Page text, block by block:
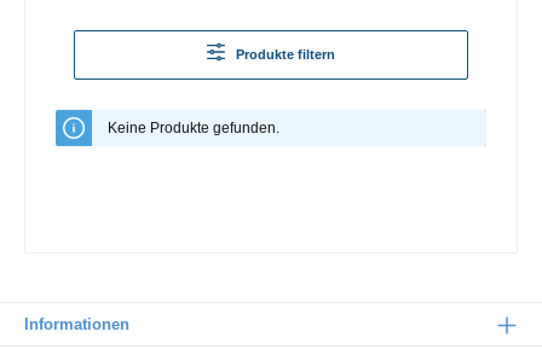
Produkte filtern
Keine Produkte gefunden.
Informationen